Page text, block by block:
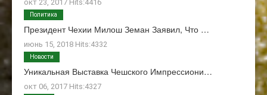
окт 23, 2017 Hits:4416
Президент Чехии Милош Земан Заявил, Что …
июнь 15, 2018 Hits:4332
Политика
Уникальная Выставка Чешского Импрессиони…
окт 06, 2017 Hits:4327
Новости